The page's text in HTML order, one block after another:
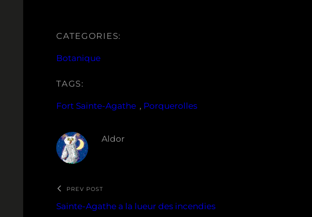
CATEGORIES:
Botanique
TAGS:
Fort Sainte-Agathe , Porquerolles
Aldor
PREV POST
Sainte-Agathe a la lueur des incendies